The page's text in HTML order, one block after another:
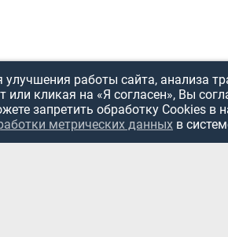
работы сайта, анализа
или кликая на «Я согласен», Вы
запретить обработку Cookies в
метрических данных в